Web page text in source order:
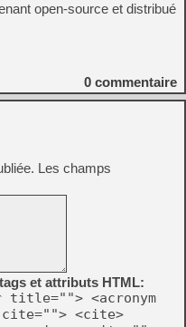
open-source et distribué
0 commentaire
Les champs
et attributs HTML:
<acronym
<cite>